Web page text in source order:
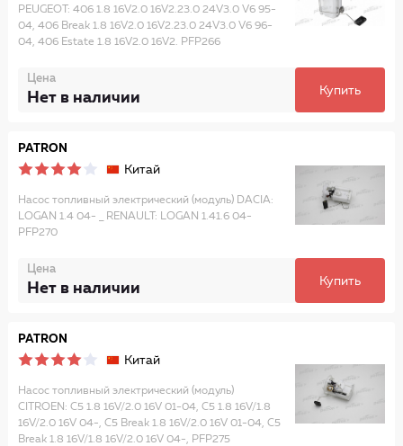
PEUGEOT: 406 1.8 16V2.0 16V2.23.0 24V3.0 V6 95-
04, 406 Break 1.8 16V2.0 16V2.23.0 24V3.0 V6 96-
04, 406 Estate 1.8 16V2.0 16V2. PFP266
Цена
Нет в наличии Купить
PATRON
Китай
Насос топливный электрический (модуль) DACIA:
LOGAN 1.4 04- _ RENAULT: LOGAN 1.41.6 04-
PFP270
Цена
Нет в наличии Купить
PATRON
Китай
Насос топливный электрический (модуль)
CITROEN: C5 1.8 16V/2.0 16V 01-04, C5 1.8 16V/1.8
16V/2.0 16V 04-, C5 Break 1.8 16V/2.0 16V 01-04, C5
Break 1.8 16V/1.8 16V/2.0 16V 04-, PFP275